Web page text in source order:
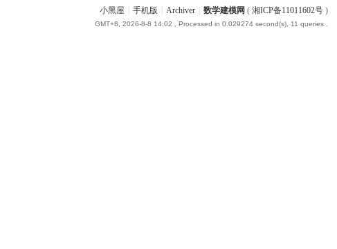
小黑屋 手机版 Archiver 数学建模网 ( 湘ICP备11011602号)
GMT+8, 2026-8-8 14:02 , Processed in 0.029274 second(s), 11 queries .